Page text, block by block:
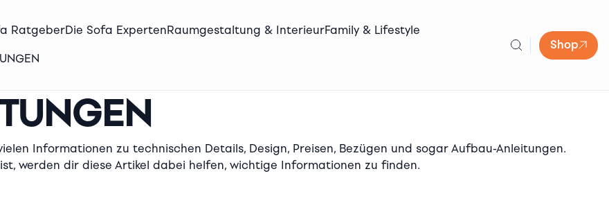
RatgeberDie Sofa ExpertenRaumgestaltung & InterieurFamily & Lifestyle
Shop
Informationen zu technischen Details, Design, Preisen, Bezügen und sogar Aufbau-Anleitungen.
werden dir diese Artikel dabei helfen, wichtige Informationen zu finden.